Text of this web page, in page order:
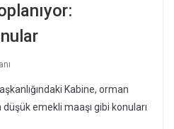
Kabine, orman
düşük emekli maaşı gibi konuları